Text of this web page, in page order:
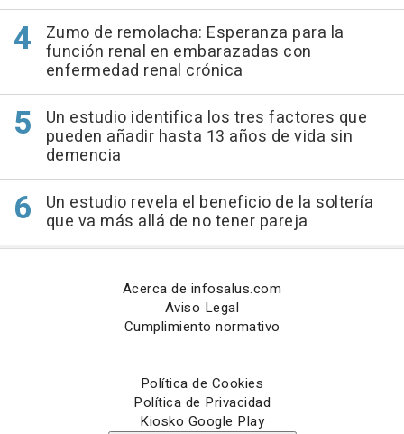
Zumo de remolacha: Esperanza para la
función renal en embarazadas con
enfermedad renal crónica
Un estudio identifica los tres factores que
pueden añadir hasta 13 años de vida sin
demencia
Un estudio revela el beneficio de la soltería
que va más allá de no tener pareja
Acerca de infosalus.com
Aviso Legal
Cumplimiento normativo
Política de Cookies
Política de Privacidad
Kiosko Google Play